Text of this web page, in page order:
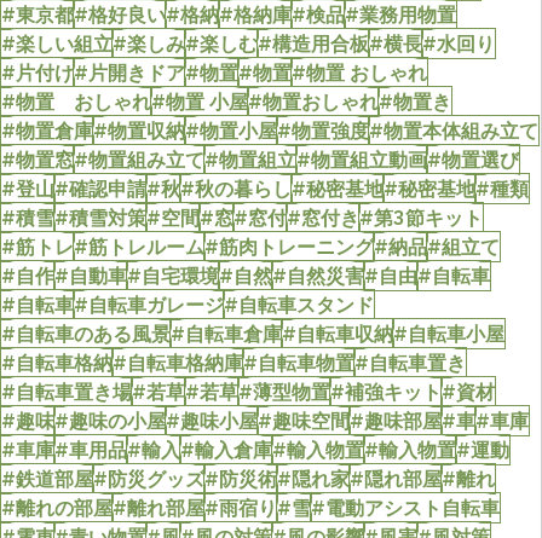
#東京都#格好良い#格納#格納庫#検品#業務用物置
#楽しい組立#楽しみ#楽しむ#構造用合板#横長#水回り
#片付け#片開きドア#物置#物置#物置 おしゃれ
#物置 おしゃれ#物置 小屋#物置おしゃれ#物置き
#物置倉庫#物置収納#物置小屋#物置強度#物置本体組み立て
#物置窓#物置組み立て#物置組立#物置組立動画#物置選び
#登山#確認申請#秋#秋の暮らし#秘密基地#秘密基地#種類
#積雪#積雪対策#空間#窓#窓付#窓付き#第3節キット
#筋トレ#筋トレルーム#筋肉トレーニング#納品#組立て
#自作#自動車#自宅環境#自然#自然災害#自由#自転車
#自転車#自転車ガレージ#自転車スタンド
#自転車のある風景#自転車倉庫#自転車収納#自転車小屋
#自転車格納#自転車格納庫#自転車物置#自転車置き
#自転車置き場#若草#若草#薄型物置#補強キット#資材
#趣味#趣味の小屋#趣味小屋#趣味空間#趣味部屋#車#車庫
#車庫#車用品#輸入#輸入倉庫#輸入物置#輸入物置#運動
#鉄道部屋#防災グッズ#防災術#隠れ家#隠れ部屋#離れ
#離れの部屋#離れ部屋#雨宿り#雪#電動アシスト自転車